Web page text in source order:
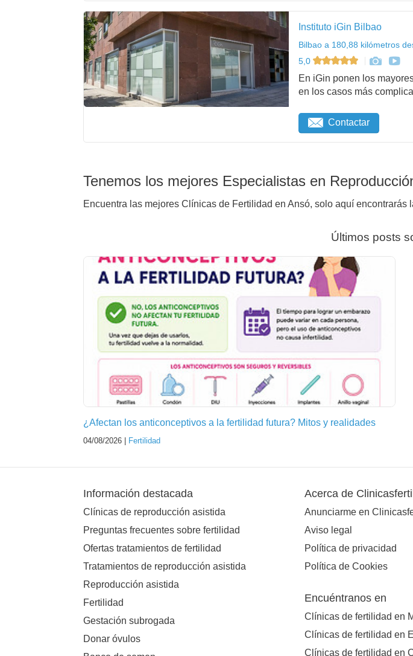
Instituto iGin Bilbao
Bilbao a 180,88 kilómetros
5,0
En iGin ponen los
en los casos más
Contactar
Tenemos los mejores Especialistas en
Encuentra las mejores Clínicas de Fertilidad en Ansó, solo aquí
Últimos posts
¿Afectan los anticonceptivos a la fertilidad futura? Mitos y realidades
04/08/2026 | Fertilidad
Información destacada
Clínicas de reproducción asistida
Preguntas frecuentes sobre fertilidad
Ofertas tratamientos de fertilidad
Tratamientos de reproducción asistida
Reproducción asistida
Fertilidad
Gestación subrogada
Donar óvulos
Acerca de
Anunciarme en
Aviso legal
Política de privacidad
Política de Cookies
Encuéntranos en
Clínicas de fertilidad en
Clínicas de fertilidad en
Clínicas de fertilidad en